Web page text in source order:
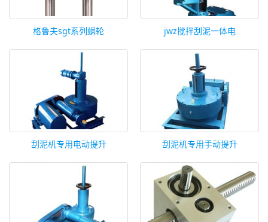
格鲁夫sgt系列蜗轮 jwz搅拌刮泥一体电
刮泥机专用电动提升 刮泥机专用手动提升